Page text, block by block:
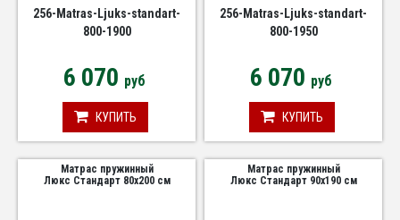
256-Matras-Ljuks-standart-
800-1900
6 070 руб
КУПИТЬ
256-Matras-Ljuks-standart-
800-1950
6 070 руб
КУПИТЬ
Матрас пружинный
Люкс Стандарт 80х200 см
Матрас пружинный
Люкс Стандарт 90х190 см